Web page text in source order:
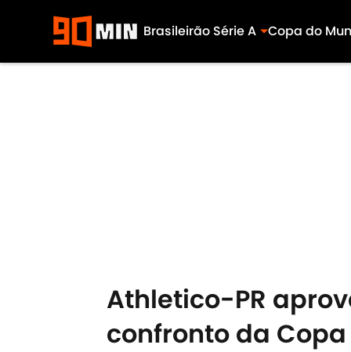
Brasileirão Série A Copa do
Athletico-PR
confronto da